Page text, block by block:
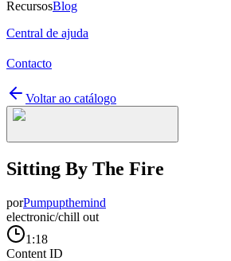
RecursosBlog
Central de ajuda
Contacto
Voltar ao catálogo
Sitting By The Fire
porPumpupthemind
electronic/chill out
1:18
Content ID